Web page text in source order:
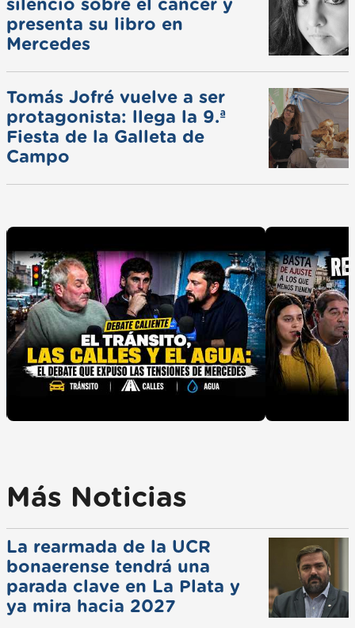
silencio sobre el cáncer y
presenta su libro en
Mercedes
Tomás Jofré vuelve a ser
protagonista: llega la 9.ª
Fiesta de la Galleta de
Campo
Más Noticias
La rearmada de la UCR
bonaerense tendrá una
parada clave en La Plata y
ya mira hacia 2027